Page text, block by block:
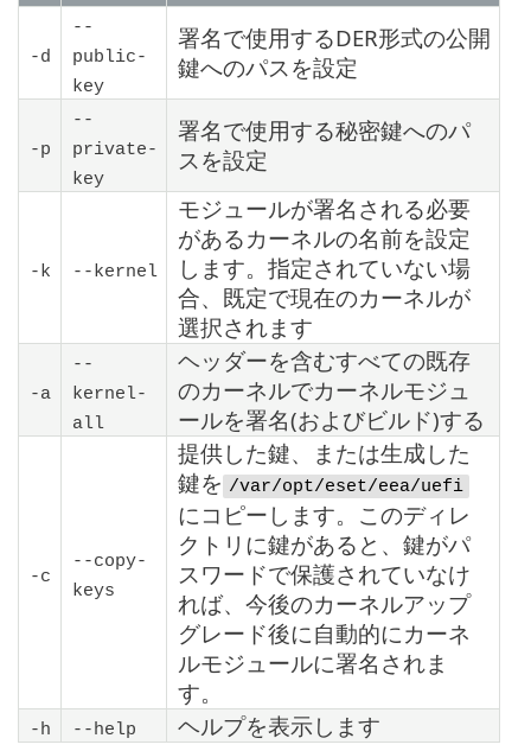
-d
--
public-
key
署名で使用するDER形式の公開
鍵へのパスを設定
-p
--
private-
key
署名で使用する秘密鍵へのパ
スを設定
-k --kernel
モジュールが署名される必要
があるカーネルの名前を設定
します。指定されていない場
合、既定で現在のカーネルが
選択されます
-a
--
kernel-
all
ヘッダーを含むすべての既存
のカーネルでカーネルモジュ
ールを署名(およびビルド)する
-c
--copy-
keys
提供した鍵、または生成した
鍵を /var/opt/eset/eea/uefi
にコピーします。このディレ
クトリに鍵があると、鍵がパ
スワードで保護されていなけ
れば、今後のカーネルアップ
グレード後に自動的にカーネ
ルモジュールに署名されま
す。
-h --help ヘルプを表示します